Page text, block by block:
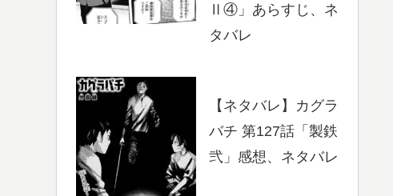
Ⅱ④」あらすじ、ネ
タバレ
【ネタバレ】カグラ
バチ 第127話「製鉄
弐」感想、ネタバレ